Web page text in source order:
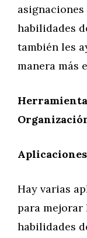
habilidades
también les
manera más
Hay varias
para mejorar
habilidades